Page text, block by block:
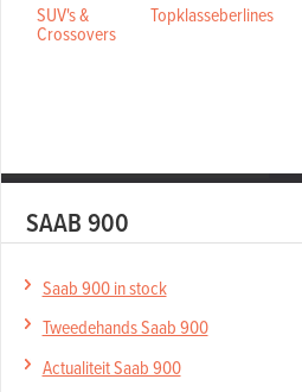
SUV's &
Crossovers
Topklasseberlines
SAAB 900
Saab 900 in stock
Tweedehands Saab 900
Actualiteit Saab 900